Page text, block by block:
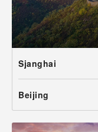
Sjanghai
Beijing